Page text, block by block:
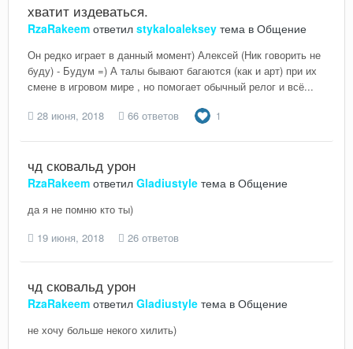
хватит издеваться.
RzaRakeem ответил stykaloaleksey тема в Общение
Он редко играет в данный момент) Алексей (Ник говорить не
буду) - Будум =) А талы бывают багаются (как и арт) при их
смене в игровом мире , но помогает обычный релог и всё...
28 июня, 2018
66 ответов 1
чд сковальд урон
RzaRakeem ответил Gladiustyle тема в Общение
да я не помню кто ты)
19 июня, 2018
26 ответов
чд сковальд урон
RzaRakeem ответил Gladiustyle тема в Общение
не хочу больше некого хилить)